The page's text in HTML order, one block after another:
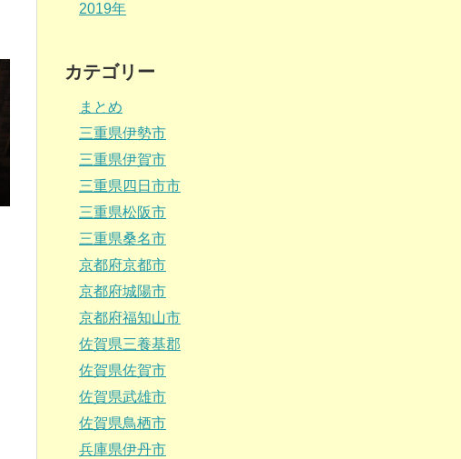
2019年
カテゴリー
まとめ
三重県伊勢市
三重県伊賀市
三重県四日市市
三重県松阪市
三重県桑名市
京都府京都市
京都府城陽市
京都府福知山市
佐賀県三養基郡
佐賀県佐賀市
佐賀県武雄市
佐賀県鳥栖市
兵庫県伊丹市